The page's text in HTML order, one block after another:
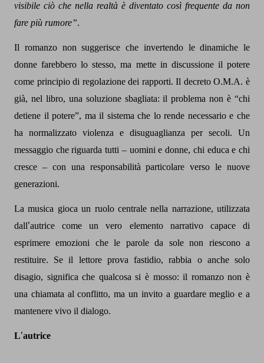
visibile ciò che nella realtà è diventato così frequente da non
fare più rumore”.
Il romanzo non suggerisce che invertendo le dinamiche le
donne farebbero lo stesso, ma mette in discussione il potere
come principio di regolazione dei rapporti. Il decreto O.M.A. è
già, nel libro, una soluzione sbagliata: il problema non è “chi
detiene il potere”, ma il sistema che lo rende necessario e che
ha normalizzato violenza e disuguaglianza per secoli. Un
messaggio che riguarda tutti – uomini e donne, chi educa e chi
cresce – con una responsabilità particolare verso le nuove
generazioni.
La musica gioca un ruolo centrale nella narrazione, utilizzata
dall’autrice come un vero elemento narrativo capace di
esprimere emozioni che le parole da sole non riescono a
restituire. Se il lettore prova fastidio, rabbia o anche solo
disagio, significa che qualcosa si è mosso: il romanzo non è
una chiamata al conflitto, ma un invito a guardare meglio e a
mantenere vivo il dialogo.
L’autrice